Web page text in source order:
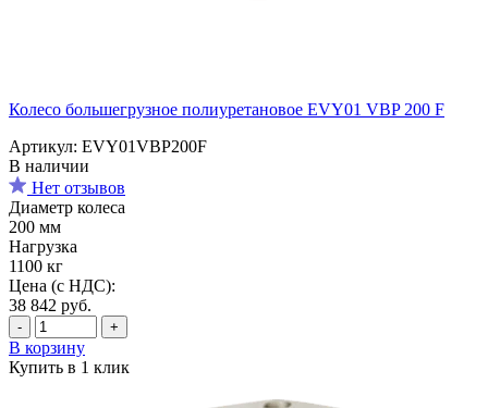
Колесо большегрузное полиуретановое EVY01 VBP 200 F
Артикул: EVY01VBP200F
В наличии
Нет отзывов
Диаметр колеса
200 мм
Нагрузка
1100 кг
Цена (с НДС):
38 842 руб.
- +
В корзину
Купить в 1 клик